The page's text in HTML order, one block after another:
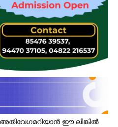
ഈ ലിങ്കിൽ